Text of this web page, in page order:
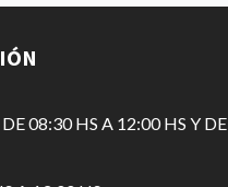
08:30 HS A 12:00 HS Y DE